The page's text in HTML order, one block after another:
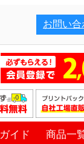
お問い合
イド 商品一